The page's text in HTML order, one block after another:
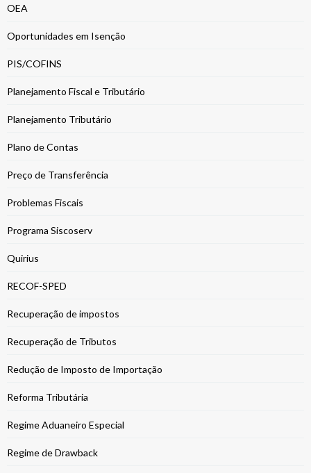
OEA
Oportunidades em Isenção
PIS/COFINS
Planejamento Fiscal e Tributário
Planejamento Tributário
Plano de Contas
Preço de Transferência
Problemas Fiscais
Programa Siscoserv
Quirius
RECOF-SPED
Recuperação de impostos
Recuperação de Tributos
Redução de Imposto de Importação
Reforma Tributária
Regime Aduaneiro Especial
Regime de Drawback